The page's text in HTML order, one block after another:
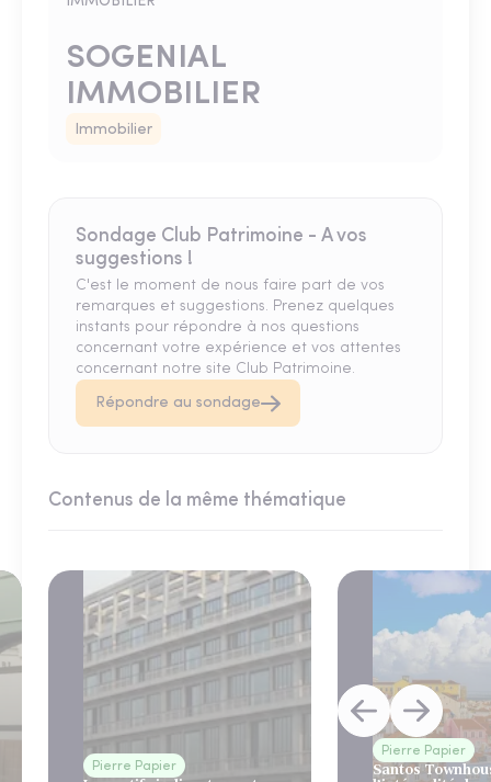
SOGENIAL
IMMOBILIER
Immobilier
Sondage Club Patrimoine - A vos
suggestions !
C'est le moment de nous faire part de vos
remarques et suggestions. Prenez quelques
instants pour répondre à nos questions
concernant votre expérience et vos attentes
concernant notre site Club Patrimoine.
Répondre au sondage
Contenus de la même thématique
Pierre Papier
Pierre Papier
Santos